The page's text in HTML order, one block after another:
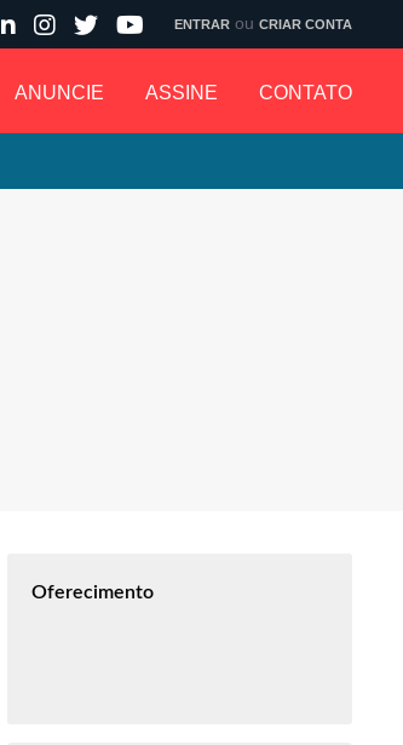
ANUNCIE ASSINE CONTATO
ENTRAR ou CRIAR CONTA
Oferecimento